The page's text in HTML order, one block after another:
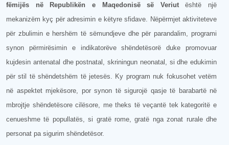
fëmijës në Republikën e Maqedonisë së Veriutështë një
mekanizëm kyç për adresimin e këtyre sfidave. Nëpërmjet aktiviteteve
për zbulimin e hershëm të sëmundjeve dhe për parandalim, programi
synon përmirësimin e indikatorëve shëndetësorë duke promovuar
kujdesin antenatal dhe postnatal, skriningun neonatal, si dhe edukimin
për stil të shëndetshëm të jetesës. Ky program nuk fokusohet vetëm
në aspektet mjekësore, por synon të sigurojë qasje të barabartë në
mbrojtje shëndetësore cilësore, me theks të veçantë tek kategoritë e
cenueshme të popullatës, si gratë rome, gratë nga zonat rurale dhe
personat pa sigurim shëndetësor.